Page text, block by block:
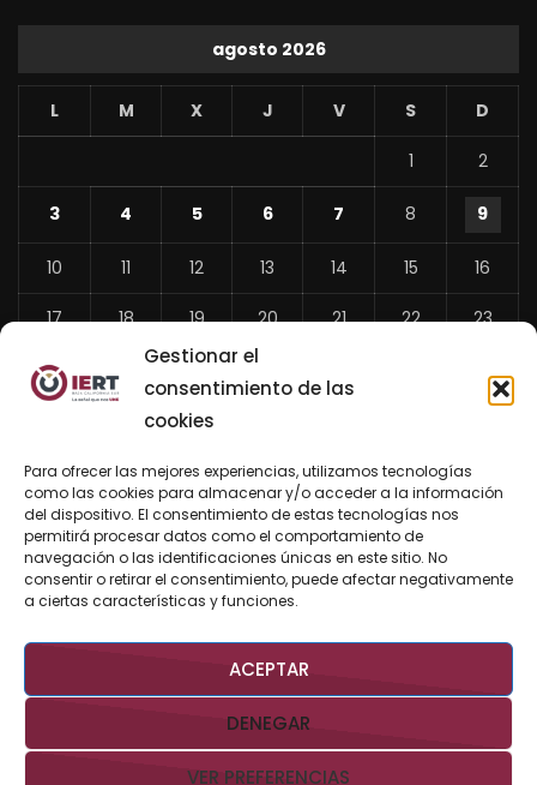
Gestionar el
consentimiento de las
cookies
Para ofrecer las mejores experiencias, utilizamos tecnologías
como las cookies para almacenar y/o acceder a la información
del dispositivo. El consentimiento de estas tecnologías nos
permitirá procesar datos como el comportamiento de
navegación o las identificaciones únicas en este sitio. No
consentir o retirar el consentimiento, puede afectar negativamente
a ciertas características y funciones.
ACEPTAR
DENEGAR
VER PREFERENCIAS
agosto 2026
L M X J V S D
1 2
3 4 5 6 7 8 9
10 11 12 13 14 15 16
17 18 19 20 21 22 23
24 26 27
«
Jul
BUSCAR AHORA